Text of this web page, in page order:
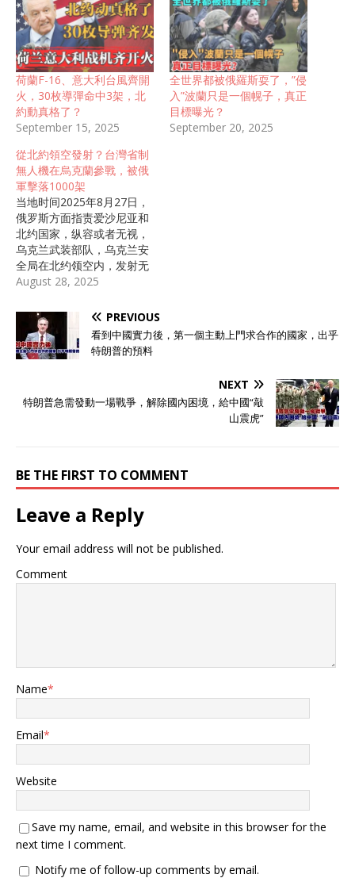
荷蘭F-16、意大利台風齊開
火，30枚導彈命中3架，北
約動真格了？
September 15, 2025
全世界都被俄羅斯耍了，”侵
入”波蘭只是一個幌子，真正
目標曝光？
September 20, 2025
從北約領空發射？台灣省制
無人機在烏克蘭參戰，被俄
軍擊落1000架
当地时间2025年8月27日，
俄罗斯方面指责爱沙尼亚和
北约国家，纵容或者无视，
乌克兰武装部队，乌克兰安
全局在北约领空内，发射无
人机，袭击俄罗斯纵深目
市圣彼得堡市。爱沙尼亚方
面在8月26日报道称，乌克
兰军队的一架自杀式无人机
在爱沙尼亚境内坠毁，可能
战设备干扰后迷向了。 爱沙
堡市的自杀式无人机，事实
上是从爱沙尼亚境内发射
然倒打一耙，指责起俄罗斯
俄罗斯武装部队通过干扰手
段，使无人机飞入爱沙尼亚
境内！这架乌克兰自杀式无
该是瞄准俄罗斯的圣彼得
秘密发射，或者在北约国家
射自杀式无人机，袭击俄罗
斯的本土。也不排除，乌克
人机，可能是从波罗的海的
乌克兰货船上，秘密发射
的。但是肯定用了北约领
空，使得原本安全的俄罗斯
August 28, 2025
PREVIOUS
看到中國實力後，第一個主動上門求合作的國家，出乎
特朗普的預料
NEXT
特朗普急需發動一場戰爭，解除國內困境，給中國“敲
山震虎”
BE THE FIRST TO COMMENT
Leave a Reply
Your email address will not be published.
Comment
Name*
Email*
Website
Save my name, email, and website in this browser for the
next time I comment.
Notify me of follow-up comments by email.